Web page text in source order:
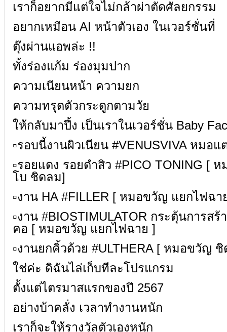
เราก็อยากมีแต่ใจไม่กล้าผ่าตัดศัลยกรรม
อยากเหมือน AI หน้าตัวเอง ในเวอร์ชั่นที่
ตุ๊งผ่านแอพล่ะ !!
ทั้งร่องแก้ม ร่องมุมปาก
ความเนียนหน้า ความยก
ความทรุดตัวกระดูกตามวัย
ให้กลับมาปึ้ง เป็นเราในเวอร์ชั่น Baby
▫️รอบนี้งานผิวเนียน #VENUSVIVA หมอ
▫️รอยแดง รอยดำสิว #PICO TONING [
โบ ชิดลม]
▫️งาน HA #FILLER [ หมอขวัญ แยกไฟฉา
▫️งาน #BIOSTIMULATOR กระตุ้นการสร้
คอ [ หมอขวัญ แยกไฟฉาย ]
▫️งานยกคิ้วด้วย #ULTHERA [ หมอขวัญ
ใช่ค่ะ ดิฉันไล่เก็บทีละโปรแกรม
ตั้งแต่ไตรมาสแรกของปี 2567
อย่างบ้าคลั่ง เวลาทำงานหนัก
เราก็จะให้รางวัลตัวเองหนัก